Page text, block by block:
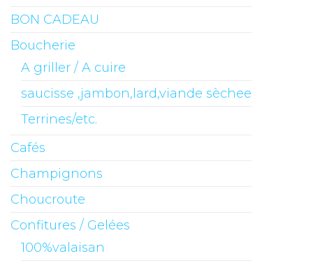
BON CADEAU
Boucherie
A griller / A cuire
saucisse ,jambon,lard,viande sèchee
Terrines/etc.
Cafés
Champignons
Choucroute
Confitures / Gelées
100%valaisan